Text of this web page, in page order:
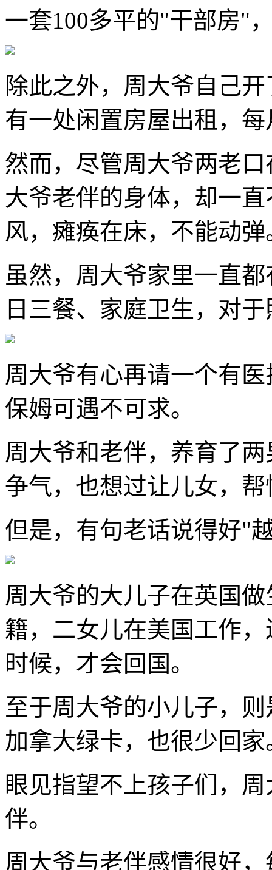
一套100多平的"干部房"
除此之外，周大爷自己
有一处闲置房屋出租，
然而，尽管周大爷两老
大爷老伴的身体，却一
风，瘫痪在床，不能动弹
虽然，周大爷家里一直
日三餐、家庭卫生，对
周大爷有心再请一个有
保姆可遇不可求。
周大爷和老伴，养育了
争气，也想过让儿女，
但是，有句老话说得好"
周大爷的大儿子在英国
籍，二女儿在美国工作
时候，才会回国。
至于周大爷的小儿子，
加拿大绿卡，也很少回家
眼见指望不上孩子们，
伴。
周大爷与老伴感情很好